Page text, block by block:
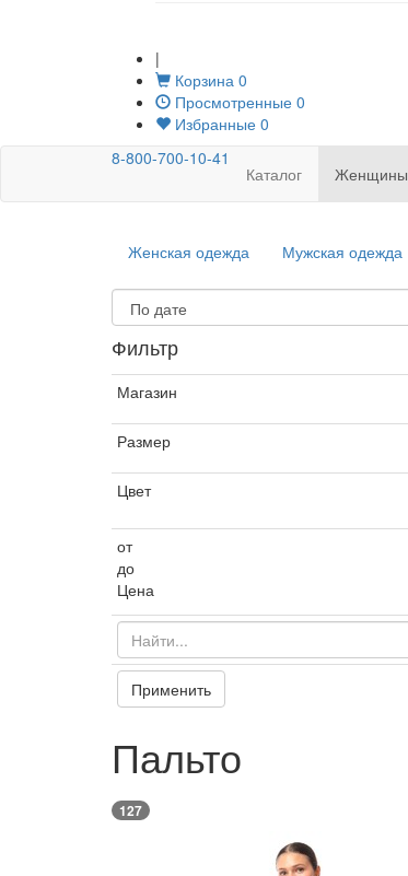
|
Корзина 0
Просмотренные 0
Избранные 0
8-800-700-10-41
Каталог Женщины
Женская одежда Мужская одежда
Фильтр
Магазин
Размер
Цвет
от
до
Цена
Применить
Пальто
127